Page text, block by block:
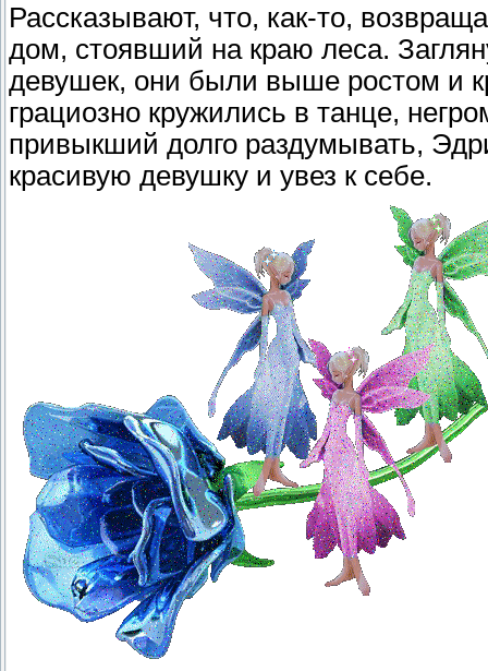
Рассказывают, что, как-то,
дом, стоявший на краю леса.
девушек, они были выше ростом и
грациозно кружились в танце,
привыкший долго раздумывать,
красивую девушку и увез к себе.